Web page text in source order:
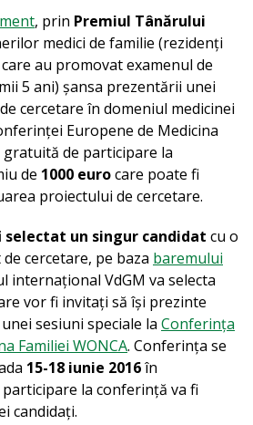
, prin Premiul Tânărului
medici de familie (rezidenți
au promovat examenul de
5 ani) șansa prezentării unei
cercetare în domeniul medicinei
Europene de Medicina
gratuită de participare la
de 1000 eurocare poate fi
proiectului de cercetare.
selectat un singur candidat cu o
cercetare, pe baza baremului
internațional VdGM va selecta
vor fi invitați să își prezinte
sesiuni speciale la Conferința
Familiei WONCA. Conferința se
15-18 iunie 2016în
participare la conferință va fi
candidați.